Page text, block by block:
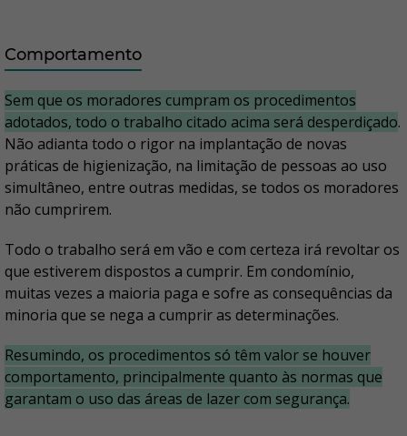
Comportamento
Sem que os moradores cumpram os procedimentos
adotados, todo o trabalho citado acima será desperdiçado.
Não adianta todo o rigor na implantação de novas
práticas de higienização, na limitação de pessoas ao uso
simultâneo, entre outras medidas, se todos os moradores
não cumprirem.
Todo o trabalho será em vão e com certeza irá revoltar os
que estiverem dispostos a cumprir. Em condomínio,
muitas vezes a maioria paga e sofre as consequências da
minoria que se nega a cumprir as determinações.
Resumindo, os procedimentos só têm valor se houver
comportamento, principalmente quanto às normas que
garantam o uso das áreas de lazer com segurança.